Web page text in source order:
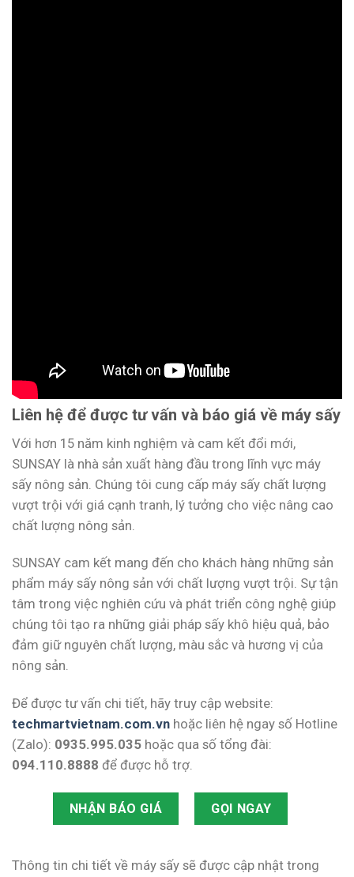
Liên hệ để được tư vấn và báo giá về máy sấy
Với hơn 15 năm kinh nghiệm và cam kết đổi mới,
SUNSAY là nhà sản xuất hàng đầu trong lĩnh vực máy
sấy nông sản. Chúng tôi cung cấp máy sấy chất lượng
vượt trội với giá cạnh tranh, lý tưởng cho việc nâng cao
chất lượng nông sản.
SUNSAY cam kết mang đến cho khách hàng những sản
phẩm máy sấy nông sản với chất lượng vượt trội. Sự tận
tâm trong việc nghiên cứu và phát triển công nghệ giúp
chúng tôi tạo ra những giải pháp sấy khô hiệu quả, bảo
đảm giữ nguyên chất lượng, màu sắc và hương vị của
nông sản.
Để được tư vấn chi tiết, hãy truy cập website:
techmartvietnam.com.vn hoặc liên hệ ngay số Hotline
(Zalo): 0935.995.035 hoặc qua số tổng đài:
094.110.8888 để được hỗ trợ.
NHẬN BÁO GIÁ GỌI NGAY
Thông tin chi tiết về máy sấy sẽ được cập nhật trong